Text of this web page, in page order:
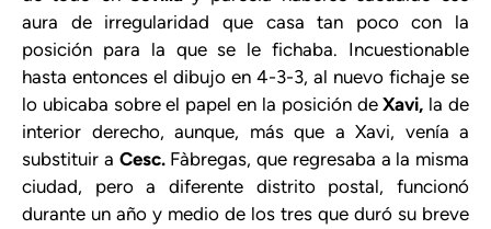
aura de irregularidad que casa tan poco con la
posición para la que se le fichaba. Incuestionable
hasta entonces el dibujo en 4-3-3, al nuevo fichaje se
lo ubicaba sobre el papel en la posición deXavi, la de
interior derecho, aunque, más que a Xavi, venía a
substituir a Cesc.Fàbregas, que regresaba a la misma
ciudad, pero a diferente distrito postal, funcionó
durante un año y medio de los tres que duró su breve